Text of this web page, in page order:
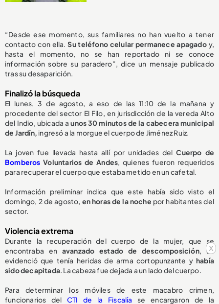
x
“Desde ese momento, sus familiares no han vuelto a tener
contacto con ella. Su teléfono celular permanece apagadoy,
hasta el momento, no se han reportado ni se conoce
información sobre su paradero”, dice un mensaje publicado
tras su desaparición.
Finalizó la búsqueda
El lunes, 3 de agosto, a eso de las 11:10 de la mañana y
procedente del sector El Filo, en jurisdicción de la vereda Alto
del Indio, ubicada aunos 30 minutos de la cabecera municipal
de Jardín, ingresó a la morgue el cuerpo de Jiménez Ruiz.
La joven fue llevada hasta allí por unidades delCuerpo de
Bomberos Voluntarios de Andes, quienes fueron requeridos
para recuperar el cuerpo que estaba metido en un cafetal.
Información preliminar indica que este había sido visto el
domingo, 2 de agosto, en horas de la noche por habitantes del
sector.
Violencia extrema
Durante la recuperación del cuerpo de la mujer, que se
encontraba en avanzado estado de descomposición, se
evidenció que tenía heridas de arma cortopunzante y había
sido decapitada. La cabeza fue dejada a un lado del cuerpo.
Para determinar los móviles de este macabro crimen,
funcionarios delCTI de la Fiscalía se encargaron de la